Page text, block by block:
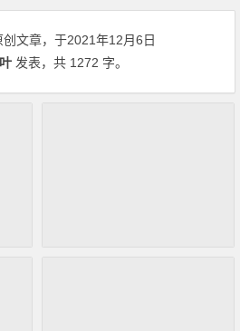
创文章，于2021年12月6日
发表，共 1272 字。